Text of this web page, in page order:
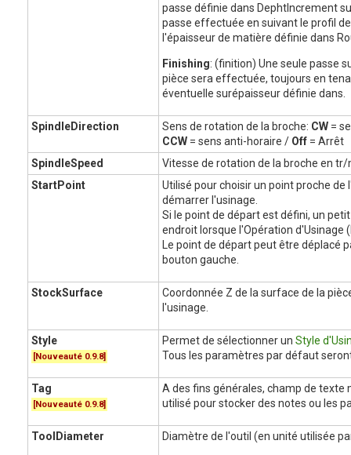
passe définie dans DephtIncrement
passe effectuée en suivant le profil
l'épaisseur de matière définie dans
Finishing: (finition) Une seule passe
pièce sera effectuée, toujours en
éventuelle surépaisseur définie dans.
SpindleDirection Sens de rotation de la broche: CW =
CCW = sens anti-horaire / Off = Arrêt
SpindleSpeed
Vitesse de rotation de la broche en tr/
StartPoint
Utilisé pour choisir un point proche de
démarrer l'usinage.
Si le point de départ est défini, un
endroit lorsque l'Opération d'Usinage
Le point de départ peut être déplacé
bouton gauche.
StockSurface
Coordonnée Z de la surface de la
l'usinage.
Style
[Nouveauté 0.9.8]
Permet de sélectionner un Style
Tous les paramètres par défaut
Tag
[Nouveauté 0.9.8]
A des fins générales, champ de texte
utilisé pour stocker des notes ou les
ToolDiameter Diamètre de l'outil (en unité utilisée